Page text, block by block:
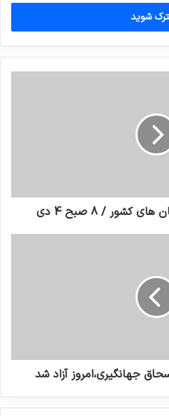
/ 8 صبح 4 دی
جهانگیری،امروز آزاد شد